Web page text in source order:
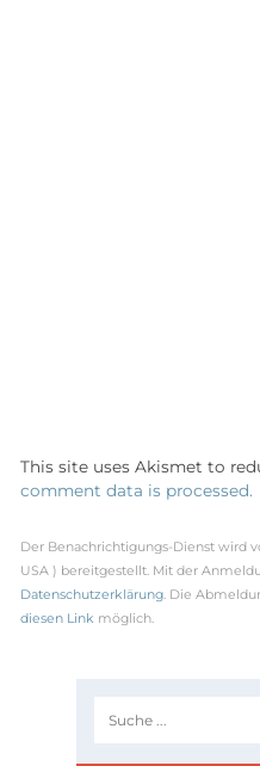
This site uses Akismet to
comment data is processed.
Der Benachrichtigungs-Dienst wird
USA ) bereitgestellt. Mit der
Datenschutzerklärung . Die
diesen Link möglich.